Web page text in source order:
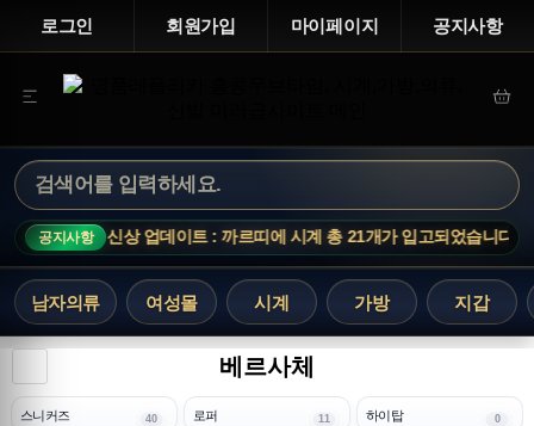
로그인 회원가입 마이페이지 공지사항
공지사항신상 업데이트 : 까르띠에 시계 총 21개가 입고되었습니다.
남자의류 여성몰 시계 가방 지갑
베르사체
스니커즈 40 로퍼 11 하이탑 0